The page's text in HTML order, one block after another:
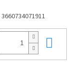
3660734071911